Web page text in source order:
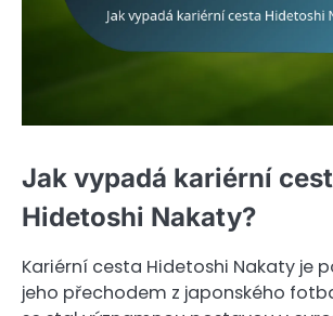
Jak vypadá kariérní
Hidetoshi Nakaty?
Kariérní cesta Hidetoshi Nakaty je
jeho přechodem z japonského